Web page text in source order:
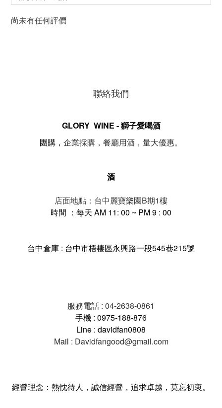
尚未有任何評價
聯絡我們
GLORY WINE - 獅子愛喝酒
團購， 企業採購，餐廳用酒，量大優惠。
酒
店面地點：台中麗寶樂園B期1樓
時間 ：每天 AM 11: 00 ~ PM 9 : 00
台中倉庫 : 台中市梧棲區永興路一段545巷215號
服務電話 : 04-2638-0861
手機 : 0975-188-876
Line : davidfan0808
Mail : Davidfangood@gmail.com
經營理念：熱忱待人，誠信經營，追求卓越，莫忘初衷。